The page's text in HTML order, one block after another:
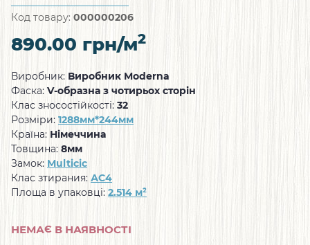
Код товару: 000000206
890.00 грн/м2
Виробник: Виробник Moderna
Фаска: V-образна з чотирьох сторін
Клас зносостійкості: 32
Розміри: 1288мм*244мм
Країна: Німеччина
Товщина: 8мм
Замок: Multicic
Клас зтирания: АС4
Площа в упаковці: 2.514 м²
НЕМАЄ В НАЯВНОСТІ